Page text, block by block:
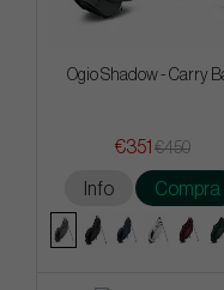
Ogio Shadow - Carry
€351 €450
Info Compra